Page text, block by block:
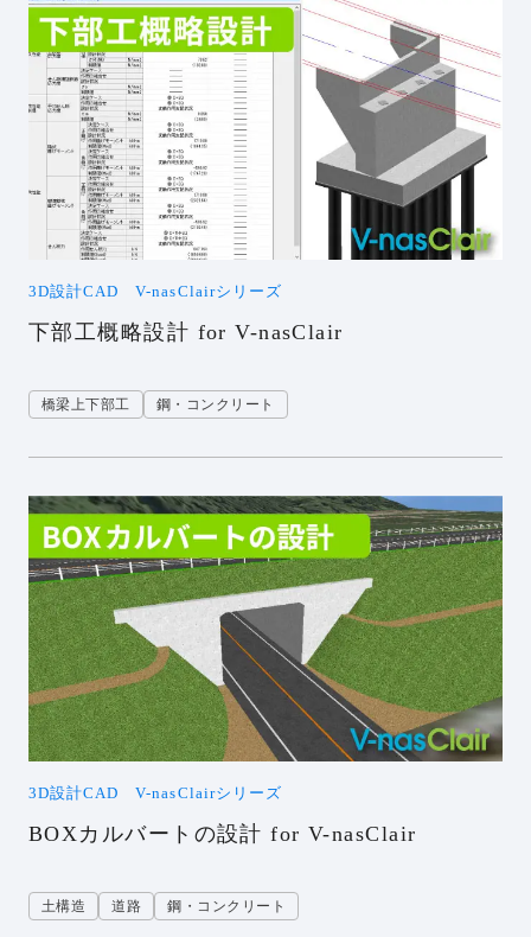
3D設計CAD V-nasClairシリーズ
下部工概略設計 for V-nasClair
橋梁上下部工 鋼・コンクリート
3D設計CAD V-nasClairシリーズ
BOXカルバートの設計 for V-nasClair
土構造 道路 鋼・コンクリート